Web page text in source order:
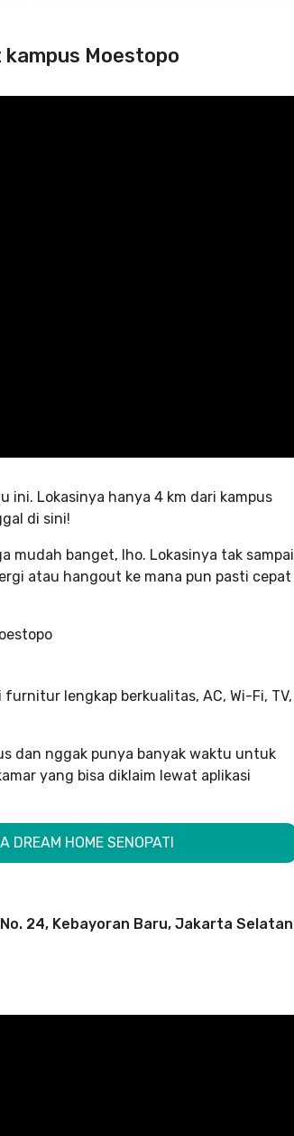
Moestopo
Lokasinya hanya 4 km dari kampus
di sini!
mudah banget, lho. Lokasinya tak sampai
atau hangout ke mana pun pasti cepat
lengkap berkualitas, AC, Wi-Fi, TV,
dan nggak punya banyak waktu untuk
yang bisa diklaim lewat aplikasi
DREAM HOME SENOPATI
24, Kebayoran Baru, Jakarta Selatan